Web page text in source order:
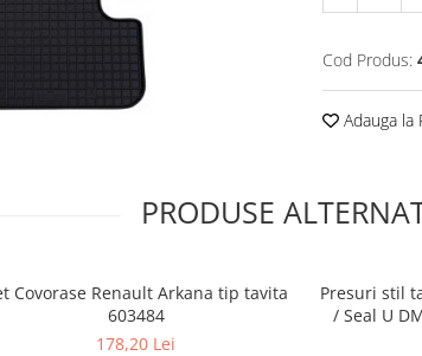
Cod Produs:
Adauga la
PRODUSE
Covorase Renault Arkana tip tavita
603484
178,20 Lei
Presuri stil
/ Seal U